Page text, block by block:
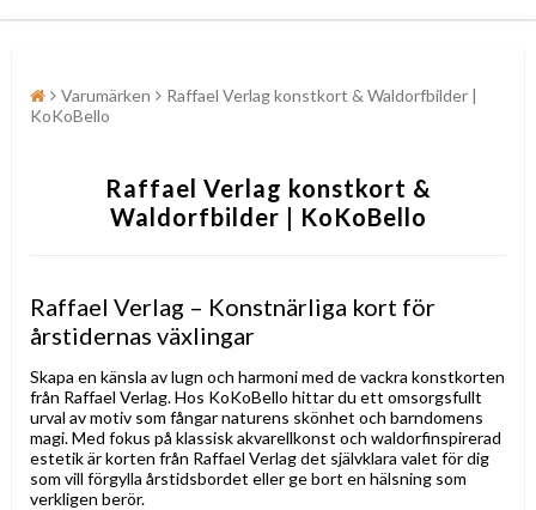
Varumärken
Raffael Verlag konstkort & Waldorfbilder |
KoKoBello
Raffael Verlag konstkort &
Waldorfbilder | KoKoBello
Raffael Verlag – Konstnärliga kort för
årstidernas växlingar
Skapa en känsla av lugn och harmoni med de vackra konstkorten
från Raffael Verlag. Hos KoKoBello hittar du ett omsorgsfullt
urval av motiv som fångar naturens skönhet och barndomens
magi. Med fokus på klassisk akvarellkonst och waldorfinspirerad
estetik är korten från Raffael Verlag det självklara valet för dig
som vill förgylla årstidsbordet eller ge bort en hälsning som
verkligen berör.